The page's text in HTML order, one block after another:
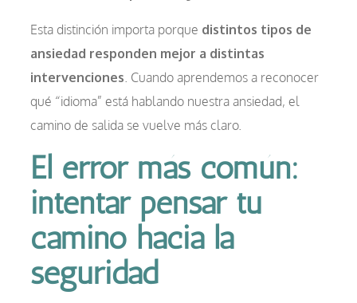
Esta distinción importa porque distintos tipos de
ansiedad responden mejor a distintas
intervenciones . Cuando aprendemos a reconocer
qué “idioma” está hablando nuestra ansiedad, el
camino de salida se vuelve más claro.
El error más común:
intentar pensar tu
camino hacia la
seguridad